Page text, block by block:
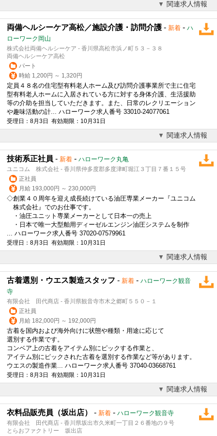
関連求人情報
両備ヘルシーケア高松／施設介護・訪問介護 - 新着 - ハ
ローワーク岡山
株式会社両備ヘルシーケア - 香川県高松市浜ノ町５３－３８
両備ヘルシーケア高松
パート
時給 1,200円 ～ 1,320円
定員４８名の住宅型有料老人ホーム及び訪問介護事業所で主に住宅
型有料老人ホームに入居されている方に対する身体介護、生活援助
等の介助を担当していただきます。また、日常のレクリエーション
や趣味活動の計... ハローワーク求人番号 33010-24077061
受理日：8月3日 有効期限：10月31日
関連求人情報
技術系正社員 - 新着 - ハローワーク丸亀
ユニコム 株式会社 - 香川県仲多度郡多度津町堀江３丁目７番１５号
正社員
月給 193,000円 ～ 230,000円
◇創業４０周年を迎え成長続けている油圧専業メーカー『ユニコム
株式会社』でのお仕事です。
・油圧ユニット専業メーカーとして日本一の売上
・日本で唯一大型舶用ディーゼルエンジン油圧システムを制作
... ハローワーク求人番号 37020-07579961
受理日：8月3日 有効期限：10月31日
関連求人情報
古着選別・ウエス製造スタッフ - 新着 - ハローワーク観音
寺
有限会社 田代商店 - 香川県観音寺市木之郷町５５０－１
正社員
月給 182,000円 ～ 192,000円
古着を国内および海外向けに状態や種類・用途に応じて
選別する作業です。
コンベア上の古着をアイテム別にピックする作業と、
アイテム別にピックされた古着を選別する作業など等があります。
ウエスの製造作業... ハローワーク求人番号 37040-03668761
受理日：8月3日 有効期限：10月31日
関連求人情報
衣料品販売員（坂出店） - 新着 - ハローワーク観音寺
有限会社 田代商店 - 香川県坂出市久米町一丁目２６番地の９号
とらおファクトリー 坂出店